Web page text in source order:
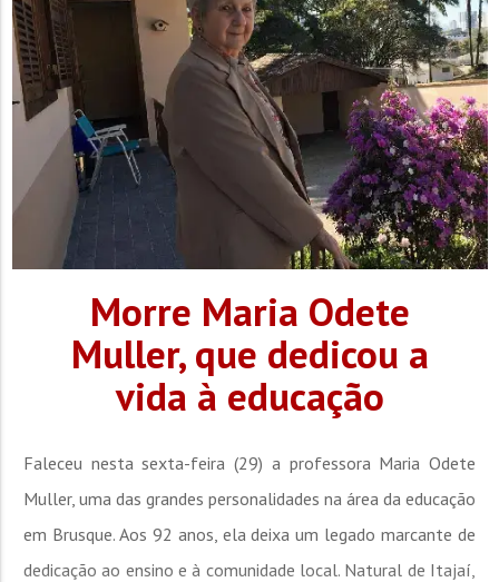
Morre Maria Odete
Muller, que dedicou a
vida à educação
Faleceu nesta sexta-feira (29) a professora Maria Odete
Muller, uma das grandes personalidades na área da educação
em Brusque. Aos 92 anos, ela deixa um legado marcante de
dedicação ao ensino e à comunidade local. Natural de Itajaí,